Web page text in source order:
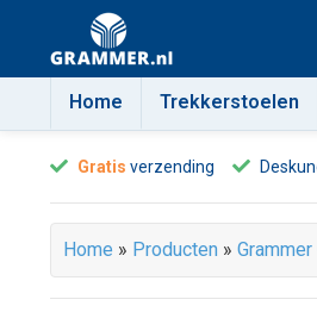
Home Trekkerstoelen
Gratis verzending
Home » Producten »